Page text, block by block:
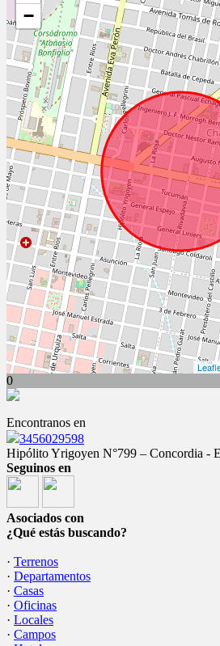
−
0
Encontranos en
3456029598
Hipólito Yrigoyen N°799 – Concordia -
Seguinos en
Asociados con
¿Qué estás buscando?
· Terrenos
· Departamentos
· Casas
· Oficinas
· Locales
· Campos